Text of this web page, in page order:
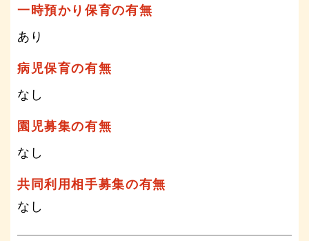
一時預かり保育の有無
あり
病児保育の有無
なし
園児募集の有無
なし
共同利用相手募集の有無
なし